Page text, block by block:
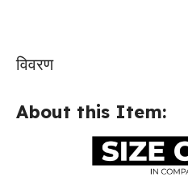
विवरण
About this Item: